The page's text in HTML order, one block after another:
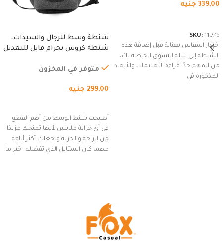
339,00 جنيه
SKU: 11076
اختيار المقاس بعناية قبل إضافة هذه
الشنطة إلى سلة التسوق الخاصة بك،
من المهم جدًا قراءة التعليمات والأبعاد
المذكورة في
شنطة وسط للرجال والسيدات،
شنطة كروس بحزام قابل للتعديل
السفر، الجري العادي، المشي
(رمادي)
متوفر في المخزون
299,00 جنيه
أصبحت شنط الوسط من أهم القطع
في أي خزانة ملابس لأنها تمنحك مزيدًا
من الراحة والحرية وتجعلك أكثر أناقة
مهما كان الستايل الذي تفضله. اختر ما